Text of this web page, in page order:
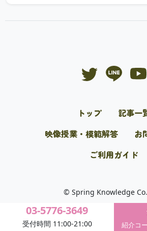
トップ
記事一
映像授業・模範解答
お
ご利用ガイド
© Spring Knowledge
03-5776-3649
受付時間 11:00-21:00 紹介コ